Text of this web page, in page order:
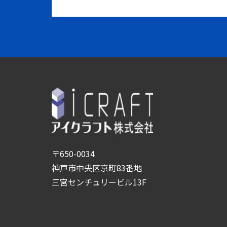
〒650-0034
神戸市中央区京町83番地
三宮センチュリービル13F